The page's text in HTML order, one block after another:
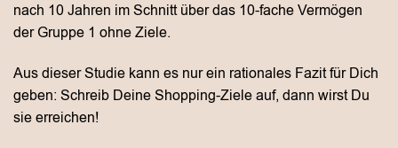
nach 10 Jahren im Schnitt über das 10-fache Vermögen
der Gruppe 1 ohne Ziele.
Aus dieser Studie kann es nur ein rationales Fazit für Dich
geben: Schreib Deine Shopping-Ziele auf, dann wirst Du
sie erreichen!